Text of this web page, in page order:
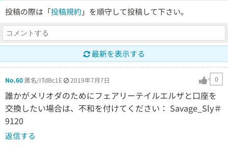
投稿の際は「投稿規約 」を順守して投稿して下さい。
最新を表示する
No.60 匿名/ITdBc1E 2019年7月7日 0
誰かがメリオダのためにフェアリーテイルエルザと口座を
交換したい場合は、不和を付けてください： Savage_Sly＃
9120
返信する